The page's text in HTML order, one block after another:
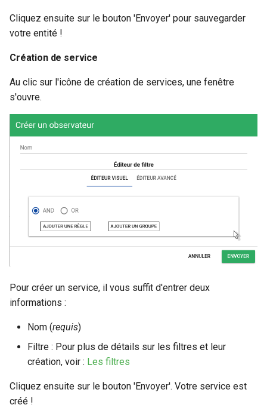
Cliquez ensuite sur le bouton 'Envoyer' pour sauvegarder
votre entité !
Création de service
Au clic sur l'icône de création de services, une fenêtre
s'ouvre.
Pour créer un service, il vous suffit d'entrer deux
informations :
Nom (requis)
Filtre : Pour plus de détails sur les filtres et leur
création, voir : Les filtres
Cliquez ensuite sur le bouton 'Envoyer'. Votre service est
créé !